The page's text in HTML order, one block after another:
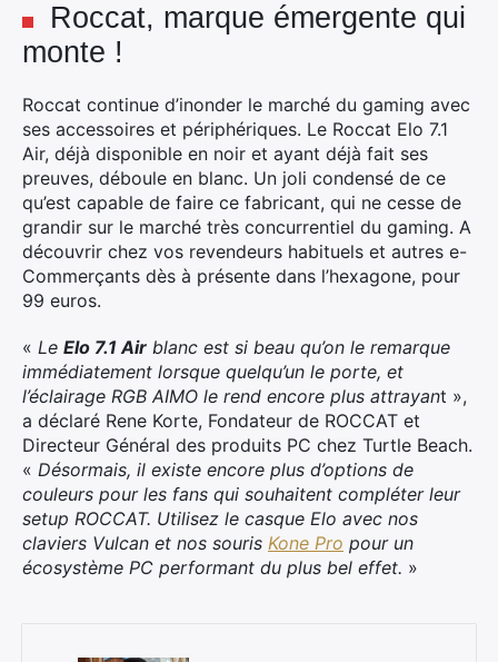
Roccat, marque émergente qui
monte !
Roccat continue d’inonder le marché du gaming avec
ses accessoires et périphériques. Le Roccat Elo 7.1
Air, déjà disponible en noir et ayant déjà fait ses
preuves, déboule en blanc. Un joli condensé de ce
qu’est capable de faire ce fabricant, qui ne cesse de
grandir sur le marché très concurrentiel du gaming. A
découvrir chez vos revendeurs habituels et autres e-
Commerçants dès à présente dans l’hexagone, pour
99 euros.
« Le Elo 7.1 Air blanc est si beau qu’on le remarque
immédiatement lorsque quelqu’un le porte, et
l’éclairage RGB AIMO le rend encore plus attrayant »,
a déclaré Rene Korte, Fondateur de ROCCAT et
Directeur Général des produits PC chez Turtle Beach.
« Désormais, il existe encore plus d’options de
couleurs pour les fans qui souhaitent compléter leur
setup ROCCAT. Utilisez le casque Elo avec nos
claviers Vulcan et nos souris Kone Pro pour un
écosystème PC performant du plus bel effet. »